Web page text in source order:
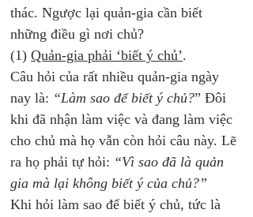
thác. Ngược lại quản-gia cần biết
những điều gì nơi chủ?
(1) Quản-gia phải ‘biết ý chủ’.
Câu hỏi của rất nhiều quản-gia ngày
nay là: “Làm sao để biết ý chủ?” Đôi
khi đã nhận làm việc và đang làm việc
cho chủ mà họ vẫn còn hỏi câu này. Lẽ
ra họ phải tự hỏi: “Vì sao đã là quản
gia mà lại không biết ý của chủ?”
Khi hỏi làm sao để biết ý chủ, tức là